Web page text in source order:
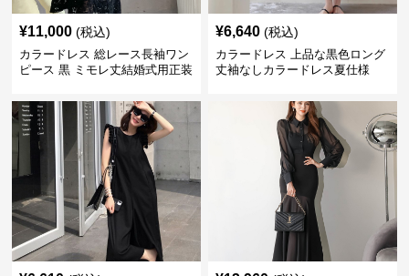
¥11,000 (税込)
カラードレス 総レース長袖ワン
ピース 黒 ミモレ丈結婚式用正装
¥6,640 (税込)
カラードレス 上品な黒色ロング
丈袖なしカラードレス夏仕様